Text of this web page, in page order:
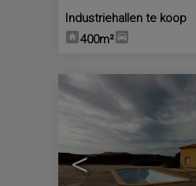
Industriehallen te koop
400m²
<